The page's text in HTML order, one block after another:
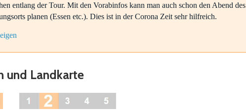
entlang der Tour. Mit den Vorabinfos kann man auch schon den Abend des
planen (Essen etc.). Dies ist in der Corona Zeit sehr hilfreich.
und Landkarte